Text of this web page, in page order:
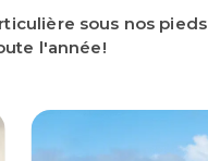
sous nos pieds
l'année!